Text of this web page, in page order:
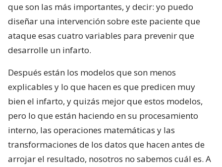
que son las más importantes, y decir: yo puedo
diseñar una intervención sobre este paciente que
ataque esas cuatro variables para prevenir que
desarrolle un infarto.
Después están los modelos que son menos
explicables y lo que hacen es que predicen muy
bien el infarto, y quizás mejor que estos modelos,
pero lo que están haciendo en su procesamiento
interno, las operaciones matemáticas y las
transformaciones de los datos que hacen antes de
arrojar el resultado, nosotros no sabemos cuál es. A